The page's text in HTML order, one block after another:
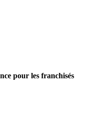
pour les franchisés